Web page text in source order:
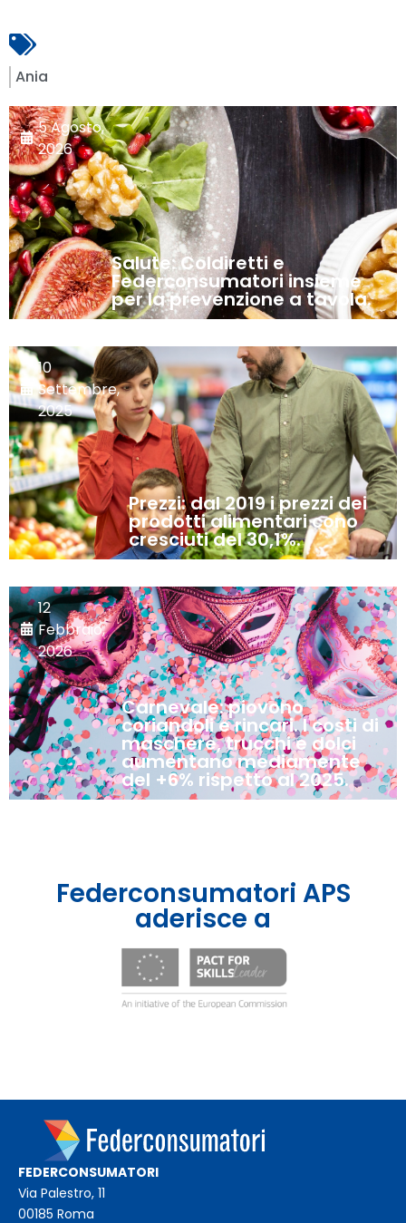
Ania
5 Agosto,
2026
Salute: Coldiretti e
Federconsumatori insieme
per la prevenzione a tavola.
10
Settembre,
2025
Prezzi: dal 2019 i prezzi dei
prodotti alimentari cono
cresciuti del 30,1%.
12
Febbraio,
2026
Carnevale: piovono
coriandoli e rincari. I costi di
maschere, trucchi e dolci
aumentano mediamente
del +6% rispetto al 2025.
Federconsumatori APS
aderisce a
FEDERCONSUMATORI
Via Palestro, 11
00185 Roma